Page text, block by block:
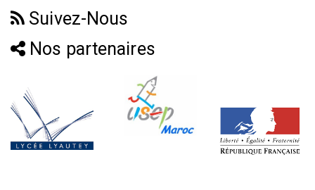
Suivez-Nous
Nos partenaires